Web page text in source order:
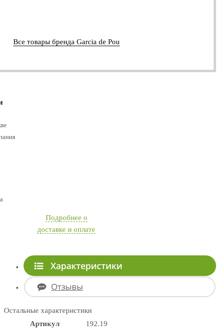
Все товары бренда Garcia de Pou
Подробнее о
доставке и оплате
Характеристики
Отзывы
Остальные характеристики
Артикул
192.19